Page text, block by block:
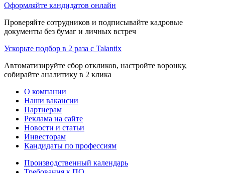
Оформляйте кандидатов онлайн
Проверяйте сотрудников и подписывайте кадровые
документы без бумаг и личных встреч
Ускорьте подбор в 2 раза с Talantix
Автоматизируйте сбор откликов, настройте воронку,
собирайте аналитику в 2 клика
О компании
Наши вакансии
Партнерам
Реклама на сайте
Новости и статьи
Инвесторам
Кандидаты по профессиям
Производственный календарь